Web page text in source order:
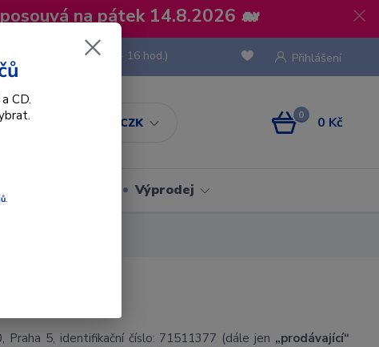
na pátek 14.8.2026 🐋
CZK
Přihlášení
(Po-Pá, 8 - 16 hod.)
0 0 Kč
Výprodej
5, identifikační číslo: 71511377 (dále jen „prodávající“
CD.
.